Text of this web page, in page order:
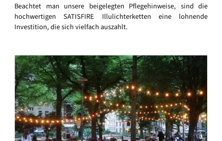
Beachtet man unsere beigelegten Pflegehinweise, sind die
hochwertigen SATISFIRE Illulichterketten eine lohnende
Investition, die sich vielfach auszahlt.